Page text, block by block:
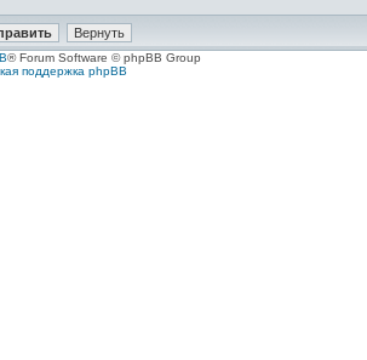
® Forum Software © phpBB Group
поддержка phpBB